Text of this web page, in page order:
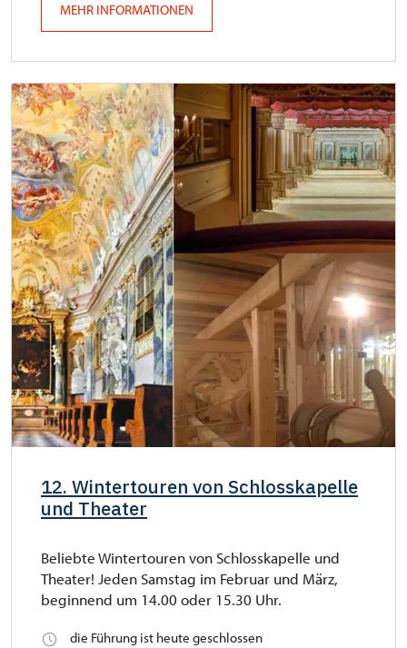
MEHR INFORMATIONEN
12. Wintertouren von Schlosskapelle
und Theater
Beliebte Wintertouren von Schlosskapelle und
Theater! Jeden Samstag im Februar und März,
beginnend um 14.00 oder 15.30 Uhr.
die Führung ist heute geschlossen